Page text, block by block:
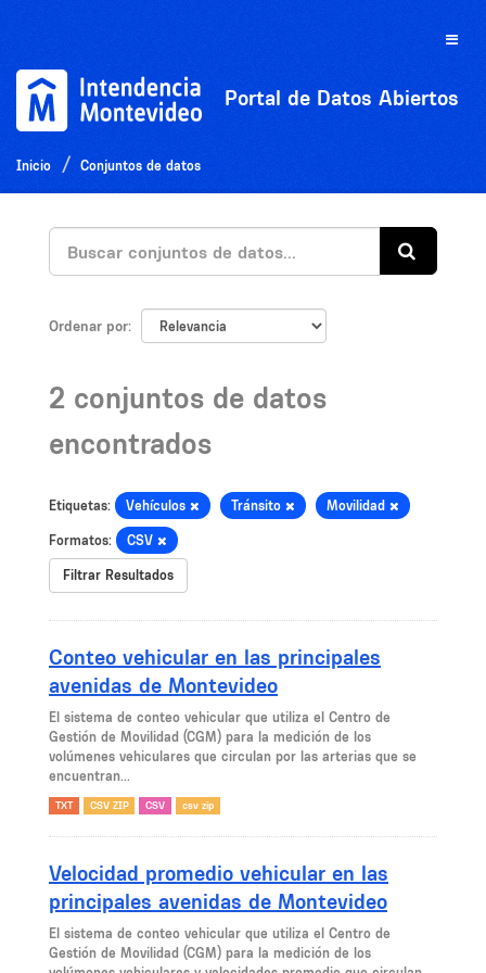
Toggle
Portal de Datos Abiertos
Inicio Conjuntos de datos
Ordenar por
2 conjuntos de datos
encontrados
Etiquetas: Vehículos Tránsito Movilidad
Formatos: CSV
Filtrar Resultados
Conteo vehicular en las principales
avenidas de Montevideo
El sistema de conteo vehicular que utiliza el Centro de
Gestión de Movilidad (CGM) para la medición de los
volúmenes vehiculares que circulan por las arterias que se
encuentran...
TXT CSV ZIP CSV csv zip
Velocidad promedio vehicular en las
principales avenidas de Montevideo
El sistema de conteo vehicular que utiliza el Centro de
Gestión de Movilidad (CGM) para la medición de los